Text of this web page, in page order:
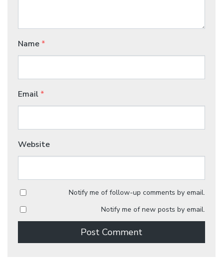
Name *
Email *
Website
Notify me of follow-up comments by email.
Notify me of new posts by email.